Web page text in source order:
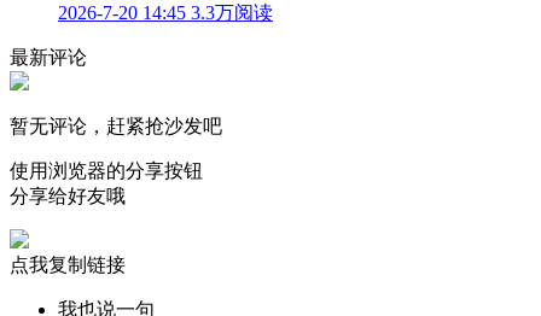
2026-7-20 14:45 3.3万阅读
最新评论
暂无评论，赶紧抢沙发吧
使用浏览器的分享按钮
分享给好友哦
点我复制链接
我也说一句